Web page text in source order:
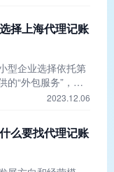
来认识一下，初创
账和报税？
择上海代理记账
型企业选择依托第
的“外包服务”，这
正变得日益普遍。
寻求技术专业的记
托。那么，代理记
来哪些好处呢？
绍和阐述。
2023.12.06
么要找代理记账